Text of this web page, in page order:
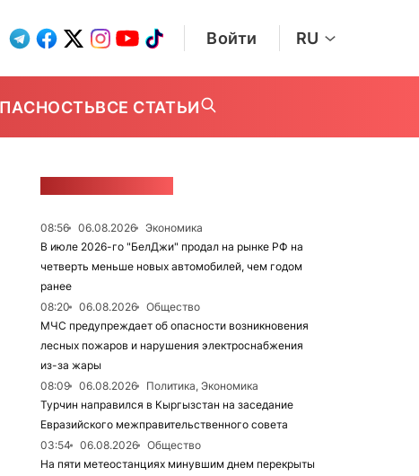
Войти RU
ВСЕ СТАТЬИ
08:56 06.08.2026
Экономика
В июле 2026-го "БелДжи" продал на рынке РФ на
четверть меньше новых автомобилей, чем годом
ранее
08:20
06.08.2026
Общество
МЧС предупреждает об опасности возникновения
лесных пожаров и нарушения электроснабжения
из-за жары
08:09
06.08.2026
Политика, Экономика
Турчин направился в Кыргызстан на заседание
Евразийского межправительственного совета
03:54
06.08.2026
Общество
На пяти метеостанциях минувшим днем перекрыты